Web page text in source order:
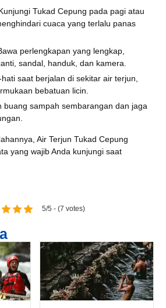
Tukad Cepung pada pagi atau
cuaca yang terlalu panas
perlengkapan yang lengkap,
sandal, handuk, dan kamera.
hati saat berjalan di sekitar air terjun,
bebatuan licin.
buang sampah sembarangan dan jaga
Air Terjun Tukad Cepung
yang wajib Anda kunjungi saat
5/5 - (7 votes)
WhatsApp